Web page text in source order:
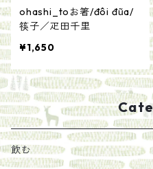
ohashi_toお箸/đôi đũa/
筷子／疋田千里
¥1,650
飲む